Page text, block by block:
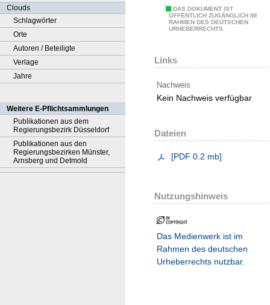
Clouds
Schlagwörter
Orte
Autoren / Beteiligte
Verlage
Jahre
Weitere E-Pflichtsammlungen
Publikationen aus dem
Regierungsbezirk Düsseldorf
Publikationen aus den
Regierungsbezirken Münster,
Arnsberg und Detmold
DAS DOKUMENT IST
ÖFFENTLICH ZUGÄNGLICH IM
RAHMEN DES DEUTSCHEN
URHEBERRECHTS.
Links
Nachweis
Kein Nachweis verfügbar
Dateien
[PDF 0.2 mb]
Nutzungshinweis
Das Medienwerk ist im
Rahmen des deutschen
Urheberrechts nutzbar.